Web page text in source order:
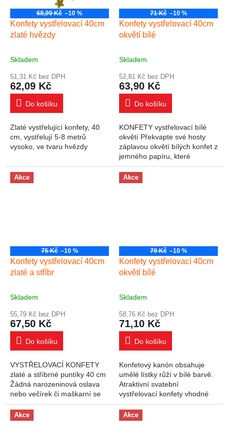
68,99 Kč –10 %
Konfety vystřelovací 40cm
zlaté hvězdy
Skladem
51,31 Kč bez DPH
62,09 Kč
Do košíku
Zlaté vystřelující konfety, 40
cm, vystřelují 5-8 metrů
vysoko, ve tvaru hvězdy
71 Kč –10 %
Konfety vystřelovací 40cm
okvětí bílé
Skladem
52,81 Kč bez DPH
63,90 Kč
Do košíku
KONFETY vystřelovací bílé
okvětí Překvapte své hosty
záplavou okvětí bílých konfet z
jemného papíru, které
pouhým otočením tubusu
vystřelíte do vzduchu a
snesou se jako déšť k...
Akce
75 Kč –10 %
Konfety vystřelovací 40cm
zlaté a stříbr
Skladem
55,79 Kč bez DPH
67,50 Kč
Do košíku
VYSTŘELOVACÍ KONFETY
zlaté a stříbrné puntíky 40 cm
Žádná narozeninová oslava
nebo večírek či maškarní se
neobejdou bez ozdob. Čím
jiným doladit slavnostní
atmosféru než...
Akce
79 Kč –10 %
Konfety vystřelovací 40cm
okvětí bílé
Skladem
58,76 Kč bez DPH
71,10 Kč
Do košíku
Konfetový kanón obsahuje
umělé lístky růží v bílé barvě.
Atraktivní svatební
vystřelovací konfety vhodné
pro venkovní i vnitřní použití.
Balení obsahuje textilní
okvětní lístky...
Akce Akce